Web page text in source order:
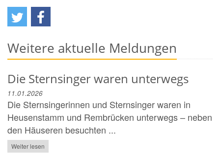
Weitere aktuelle Meldungen
Die Sternsinger waren unterwegs
11.01.2026
Die Sternsingerinnen und Sternsinger waren in
Heusenstamm und Rembrücken unterwegs – neben
den Häuseren besuchten ...
Weiter lesen